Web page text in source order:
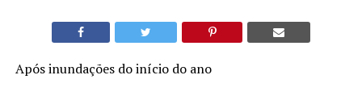
Após inundações do início do ano